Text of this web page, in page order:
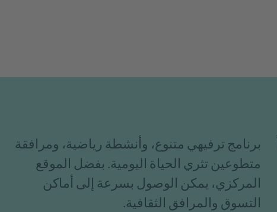
برنامج ترفيهي متنوع، وأنشطة رياضية، ومرافقة
متطوعين تثري الحياة اليومية. بفضل الموقع
المركزي، يمكن الوصول بسرعة إلى أماكن
التسوق والمرافق الثقافية.